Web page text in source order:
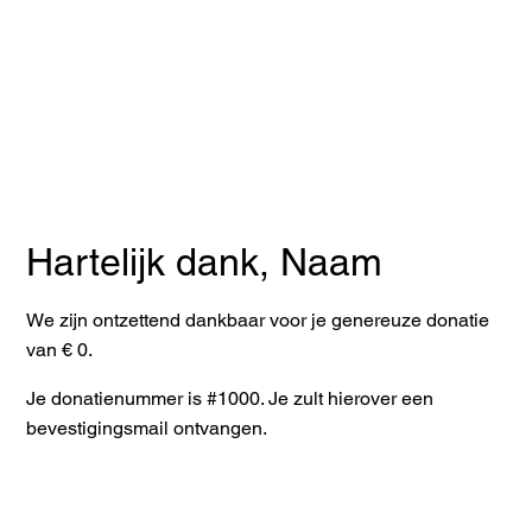
Hartelijk dank, Naam
We zijn ontzettend dankbaar voor je genereuze donatie
van € 0.
Je donatienummer is #1000. Je zult hierover een
bevestigingsmail ontvangen.